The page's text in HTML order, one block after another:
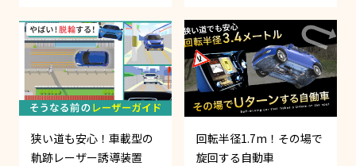
狭い道も安心！車載型の
軌跡レーザー誘導装置
回転半径1.7m！その場で
旋回する自動車